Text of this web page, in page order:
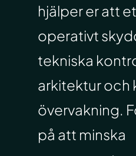
hjälper er att
operativt
tekniska
arkitektur och
övervakning.
på att minska